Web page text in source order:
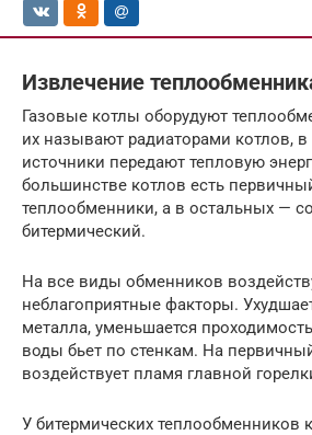
Извлечение
Газовые котлы оборудуют
их называют радиаторами котлов,
источники передают тепловую
большинстве котлов есть
теплообменники, а в остальных —
битермический.
На все виды обменников
неблагоприятные факторы.
металла, уменьшается
воды бьет по стенкам. На
воздействует пламя главной
У битермических теплообменников